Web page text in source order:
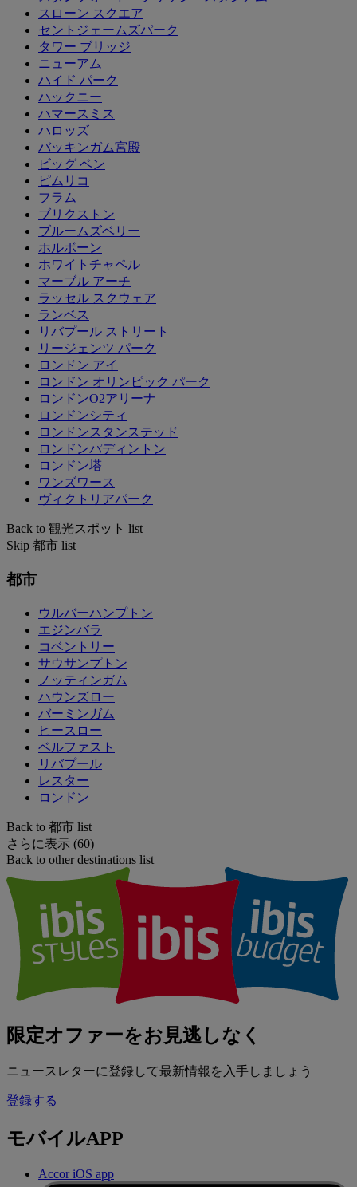
スローン スクエア
セントジェームズパーク
タワー ブリッジ
ニューアム
ハイド パーク
ハックニー
ハマースミス
ハロッズ
バッキンガム宮殿
ビッグ ベン
ピムリコ
フラム
ブリクストン
ブルームズベリー
ホルボーン
ホワイトチャペル
マーブル アーチ
ラッセル スクウェア
ランベス
リバプール ストリート
リージェンツ パーク
ロンドン アイ
ロンドン オリンピック パーク
ロンドンO2アリーナ
ロンドンシティ
ロンドンスタンステッド
ロンドンパディントン
ロンドン塔
ワンズワース
ヴィクトリアパーク
Back to 観光スポット list
Skip 都市 list
都市
ウルバーハンプトン
エジンバラ
コベントリー
サウサンプトン
ノッティンガム
ハウンズロー
バーミンガム
ヒースロー
ベルファスト
リバプール
レスター
ロンドン
Back to 都市 list
さらに表示 (60)
Back to other destinations list
限定オファーをお見逃しなく
ニュースレターに登録して最新情報を入手しましょう
登録する
モバイルAPP
Accor iOS app